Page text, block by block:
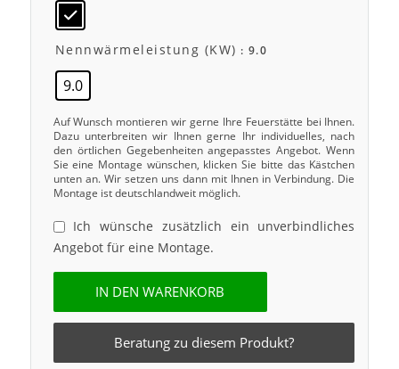
Nennwärmeleistung (kW) : 9.0
9.0
Auf Wunsch montieren wir gerne Ihre Feuerstätte bei Ihnen.
Dazu unterbreiten wir Ihnen gerne Ihr individuelles, nach
den örtlichen Gegebenheiten angepasstes Angebot. Wenn
Sie eine Montage wünschen, klicken Sie bitte das Kästchen
unten an. Wir setzen uns dann mit Ihnen in Verbindung. Die
Montage ist deutschlandweit möglich.
Ich wünsche zusätzlich ein unverbindliches
Angebot für eine Montage.
IN DEN WARENKORB
Beratung zu diesem Produkt?